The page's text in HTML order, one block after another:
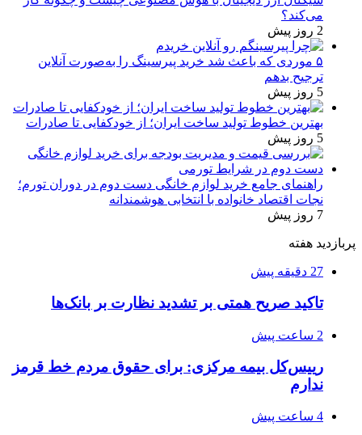
می‌کند؟
2 روز پیش
۵ موردی که باعث شد خرید پیرسینگ را به‌صورت آنلاین
ترجیح بدهم
5 روز پیش
بهترین خطوط تولید ساخت ایران؛ از خودکفایی تا صادرات
5 روز پیش
راهنمای جامع خرید لوازم خانگی دست دوم در دوران تورم؛
نجات اقتصاد خانواده با انتخابی هوشمندانه
7 روز پیش
پربازدید هفته
27 دقیقه پیش
تاکید صریح همتی بر تشدید نظارت بر بانک‌ها
2 ساعت پیش
رییس‌کل بیمه مرکزی: برای حقوق مردم خط قرمز
ندارم
4 ساعت پیش